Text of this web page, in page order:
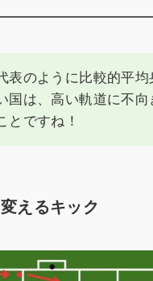
表のように比較的平均
国は、高い軌道に不向
とですね！
えるキック